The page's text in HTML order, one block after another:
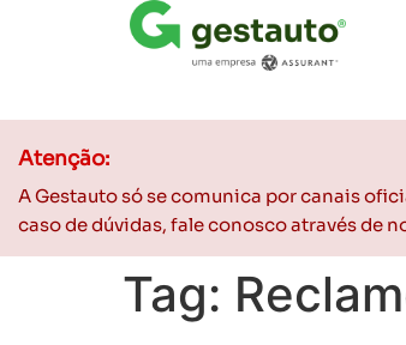
Atenção:
A Gestauto só se comunica por canais
caso de dúvidas, fale conosco através de
Tag: